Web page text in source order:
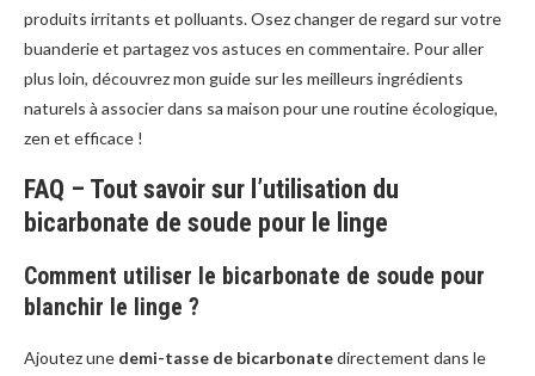
produits irritants et polluants. Osez changer de regard sur votre
buanderie et partagez vos astuces en commentaire. Pour aller
plus loin, découvrez mon guide sur les meilleurs ingrédients
naturels à associer dans sa maison pour une routine écologique,
zen et efficace !
FAQ – Tout savoir sur l’utilisation du
bicarbonate de soude pour le linge
Comment utiliser le bicarbonate de soude pour
blanchir le linge ?
Ajoutez une demi-tasse de bicarbonatedirectement dans le